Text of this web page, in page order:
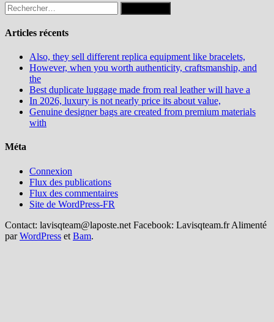
Rechercher :
Articles récents
Also, they sell different replica equipment like bracelets,
However, when you worth authenticity, craftsmanship, and
the
Best duplicate luggage made from real leather will have a
In 2026, luxury is not nearly price its about value,
Genuine designer bags are created from premium materials
with
Méta
Connexion
Flux des publications
Flux des commentaires
Site de WordPress-FR
Contact: lavisqteam@laposte.net Facebook: Lavisqteam.fr Alimenté
parWordPress et Bam.